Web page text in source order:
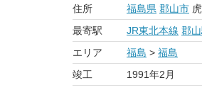
住所 福島県 郡山市
最寄駅
JR東北本線 郡
エリア
福島 > 福島
竣工
1991年2月